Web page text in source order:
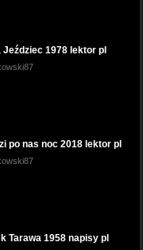
Jeździec 1978 lektor pl
po nas noc 2018 lektor pl
Tarawa 1958 napisy pl